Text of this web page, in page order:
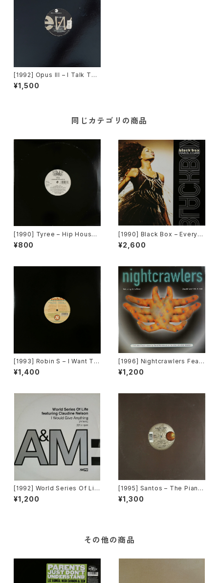
[1992] Opus III – I Talk To
The Wind [EastWest Recor
ds America]
¥1,500
同じカテゴリの商品
[1990] Tyree – Hip House I
s The Style [D.J. Internatio
nal Records]
¥800
[1990] Black Box – Everyb
ody, Everybody [Deconstr
uction]
¥2,600
[1993] Robin S – I Want To
Thank You [Big Beat / Atla
ntic][在庫B]
¥1,400
[1996] Nightcrawlers Featu
ring John Reid – Should I E
ver (Fall In Love) [1st Aven
¥1,200
[1992] World Series Of Lif
e Featuring Claudine Nels
on – I Would Give Anything
¥1,200
[1995] Santos – The Piano
[Mantra Vibes]
¥1,300
その他の商品